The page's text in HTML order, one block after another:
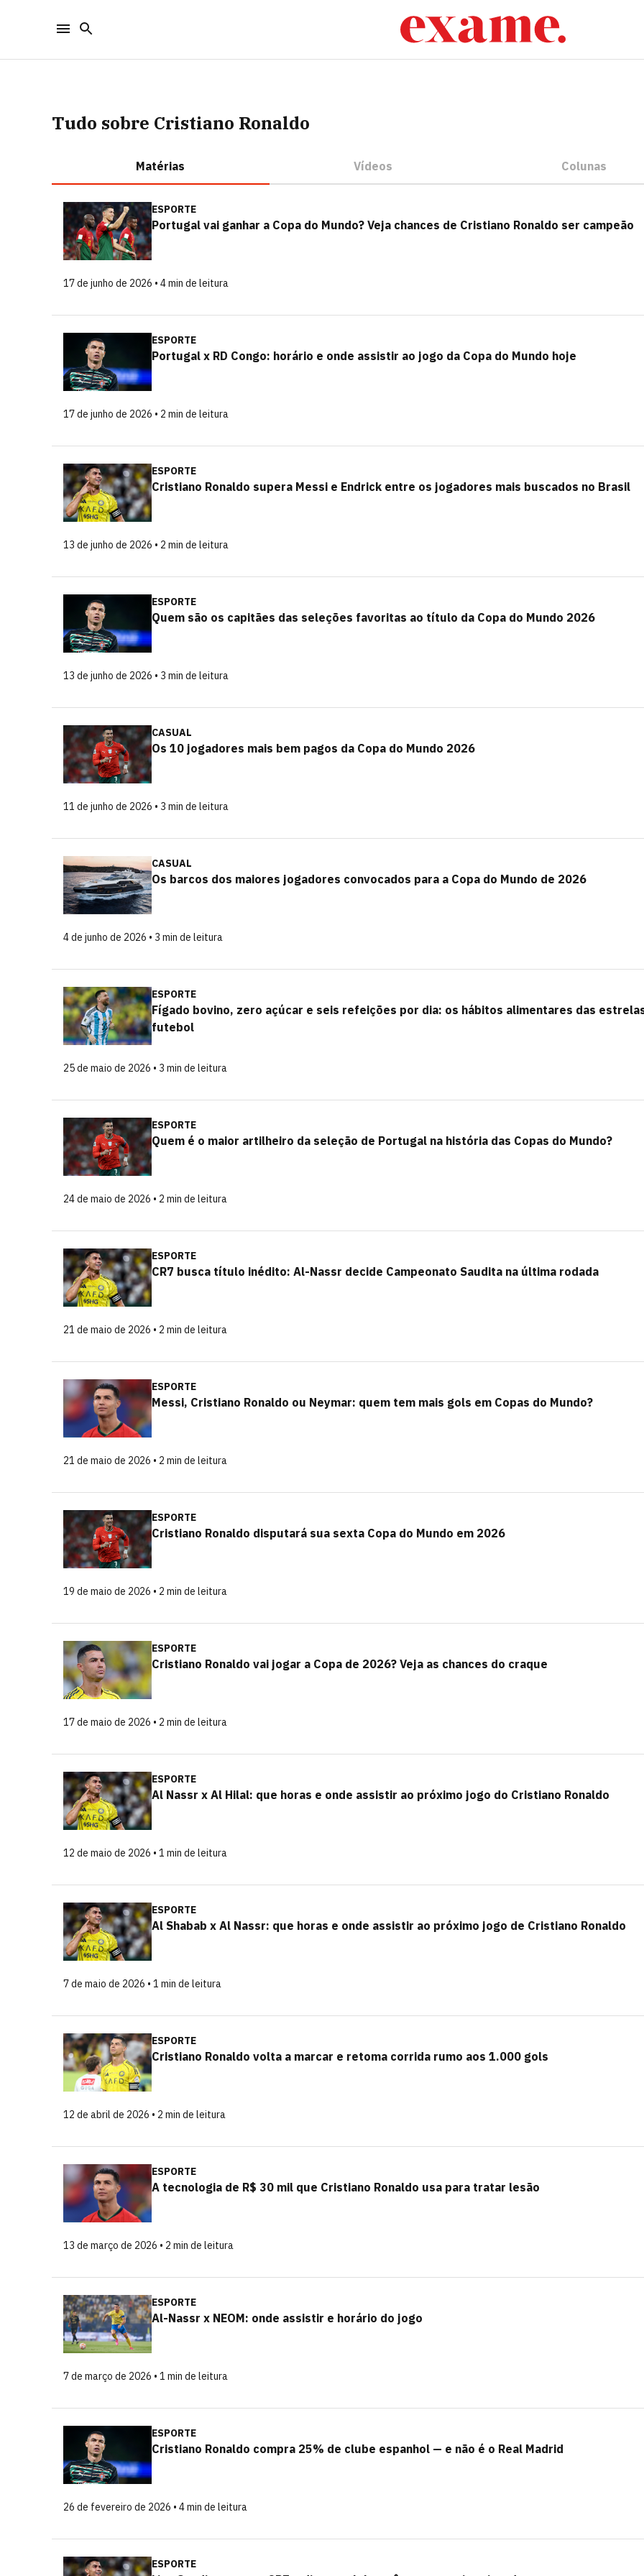
Tudo sobre Cristiano Ronaldo
Matérias Vídeos Colunas
ESPORTE
Portugal vai ganhar a Copa do Mundo? Veja chances de Cristiano Ronaldo ser campeão
17 de junho de 2026 • 4 min de leitura
ESPORTE
Portugal x RD Congo: horário e onde assistir ao jogo da Copa do Mundo hoje
17 de junho de 2026 • 2 min de leitura
ESPORTE
Cristiano Ronaldo supera Messi e Endrick entre os jogadores mais buscados no Brasil
13 de junho de 2026 • 2 min de leitura
ESPORTE
Quem são os capitães das seleções favoritas ao título da Copa do Mundo 2026
13 de junho de 2026 • 3 min de leitura
CASUAL
Os 10 jogadores mais bem pagos da Copa do Mundo 2026
11 de junho de 2026 • 3 min de leitura
CASUAL
Os barcos dos maiores jogadores convocados para a Copa do Mundo de 2026
4 de junho de 2026 • 3 min de leitura
ESPORTE
Fígado bovino, zero açúcar e seis refeições por dia: os hábitos alimentares das
futebol
25 de maio de 2026 • 3 min de leitura
ESPORTE
Quem é o maior artilheiro da seleção de Portugal na história das Copas do Mundo?
24 de maio de 2026 • 2 min de leitura
ESPORTE
CR7 busca título inédito: Al-Nassr decide Campeonato Saudita na última rodada
21 de maio de 2026 • 2 min de leitura
ESPORTE
Messi, Cristiano Ronaldo ou Neymar: quem tem mais gols em Copas do Mundo?
21 de maio de 2026 • 2 min de leitura
ESPORTE
Cristiano Ronaldo disputará sua sexta Copa do Mundo em 2026
19 de maio de 2026 • 2 min de leitura
ESPORTE
Cristiano Ronaldo vai jogar a Copa de 2026? Veja as chances do craque
17 de maio de 2026 • 2 min de leitura
ESPORTE
Al Nassr x Al Hilal: que horas e onde assistir ao próximo jogo do Cristiano Ronaldo
12 de maio de 2026 • 1 min de leitura
ESPORTE
Al Shabab x Al Nassr: que horas e onde assistir ao próximo jogo de Cristiano Ronaldo
7 de maio de 2026 • 1 min de leitura
ESPORTE
Cristiano Ronaldo volta a marcar e retoma corrida rumo aos 1.000 gols
12 de abril de 2026 • 2 min de leitura
ESPORTE
A tecnologia de R$ 30 mil que Cristiano Ronaldo usa para tratar lesão
13 de março de 2026 • 2 min de leitura
ESPORTE
Al-Nassr x NEOM: onde assistir e horário do jogo
7 de março de 2026 • 1 min de leitura
ESPORTE
Cristiano Ronaldo compra 25% de clube espanhol — e não é o Real Madrid
26 de fevereiro de 2026 • 4 min de leitura
ESPORTE